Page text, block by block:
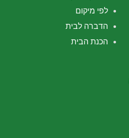
לפי מיקום
הדברה לבית
הכנת הבית